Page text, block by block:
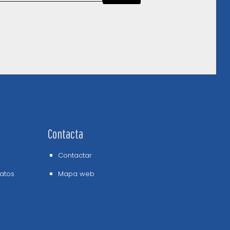
Contacta
Contactar
Mapa web